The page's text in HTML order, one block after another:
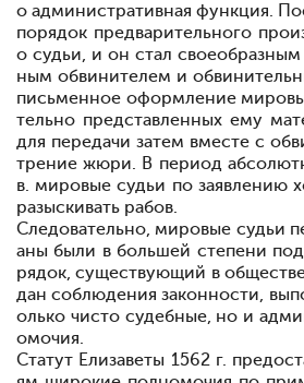
о административная функция.
порядок предварительного
о судьи, и он стал
ным обвинителем и
письменное оформление
тельно представленных ему
для передачи затем вместе с
трение жюри. В период
в. мировые судьи по заявлению
разыскивать рабов.
Следовательно, мировые судьи
аны были в большей степени
рядок, существующий в
дан соблюдения законности,
олько чисто судебные, но и
омочия.
Статут Елизаветы 1562 г.